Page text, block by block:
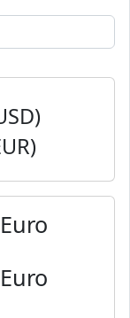
Euro